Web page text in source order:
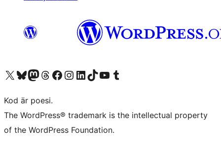
Besök vår X-konto (f.d. Twitter)
Besök vårt Bluesky-konto
Besök vårt Mastodon-konto
Besök vårt Thread-konto
Besök vår Facebook-sidaBesök vårt Instagram-konto
Besök vårt LinkedIn-konto
Besök vårt TikTok-konto
Besök vår YouTube-kanalBesök vårt Tumblr-konto
Kod är poesi.
The WordPress® trademark is the intellectual property
of the WordPress Foundation.